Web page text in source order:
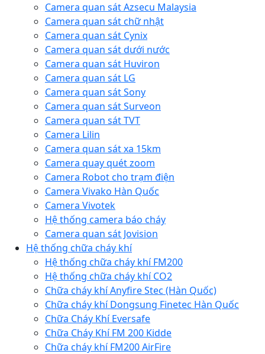
Camera quan sát Azsecu Malaysia
Camera quan sát chữ nhật
Camera quan sát Cynix
Camera quan sát dưới nước
Camera quan sát Huviron
Camera quan sát LG
Camera quan sát Sony
Camera quan sát Surveon
Camera quan sát TVT
Camera Lilin
Camera quan sát xa 15km
Camera quay quét zoom
Camera Robot cho trạm điện
Camera Vivako Hàn Quốc
Camera Vivotek
Hệ thống camera báo cháy
Camera quan sát Jovision
Hệ thống chữa cháy khí
Hệ thống chữa cháy khí FM200
Hệ thống chữa cháy khí CO2
Chữa cháy khí Anyfire Stec (Hàn Quốc)
Chữa cháy khí Dongsung Finetec Hàn Quốc
Chữa Cháy Khí Eversafe
Chữa Cháy Khí FM 200 Kidde
Chữa cháy khí FM200 AirFire